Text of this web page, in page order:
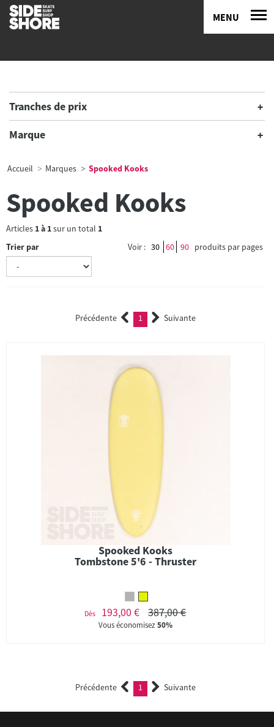
MENU
Tranches de prix
Marque
Accueil Marques Spooked Kooks
Spooked Kooks
Articles 1à 1sur un total 1
Trier par
Voir : 30 60 90 produits par pages
Précédente 1 (current)Suivante
Spooked Kooks
Tombstone 5'6 - Thruster
Dès 193,00 € 387,00 €
Vous économisez50%
Précédente 1 (current)Suivante